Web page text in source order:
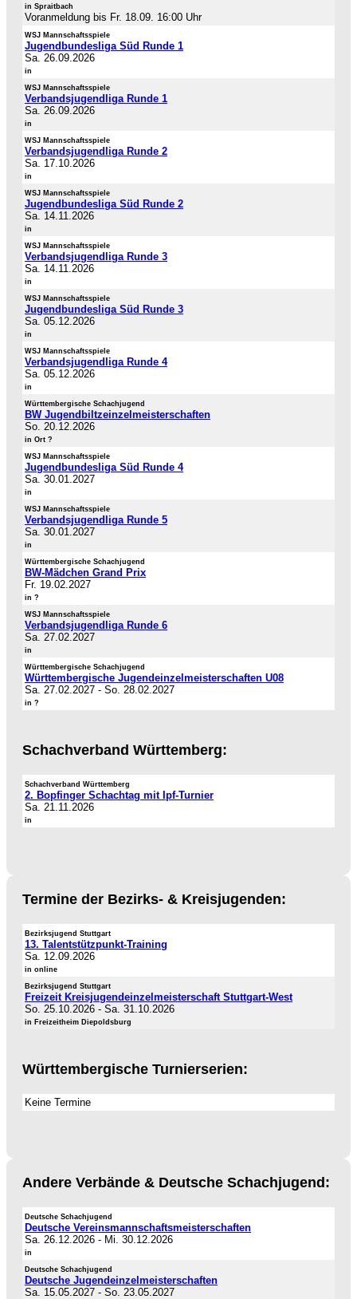
in Spraitbach
Voranmeldung bis Fr. 18.09. 16:00 Uhr
WSJ Mannschaftsspiele
Jugendbundesliga Süd Runde 1
Sa. 26.09.2026
in
WSJ Mannschaftsspiele
Verbandsjugendliga Runde 1
Sa. 26.09.2026
in
WSJ Mannschaftsspiele
Verbandsjugendliga Runde 2
Sa. 17.10.2026
in
WSJ Mannschaftsspiele
Jugendbundesliga Süd Runde 2
Sa. 14.11.2026
in
WSJ Mannschaftsspiele
Verbandsjugendliga Runde 3
Sa. 14.11.2026
in
WSJ Mannschaftsspiele
Jugendbundesliga Süd Runde 3
Sa. 05.12.2026
in
WSJ Mannschaftsspiele
Verbandsjugendliga Runde 4
Sa. 05.12.2026
in
Württembergische Schachjugend
BW Jugendbiltzeinzelmeisterschaften
So. 20.12.2026
in Ort ?
WSJ Mannschaftsspiele
Jugendbundesliga Süd Runde 4
Sa. 30.01.2027
in
WSJ Mannschaftsspiele
Verbandsjugendliga Runde 5
Sa. 30.01.2027
in
Württembergische Schachjugend
BW-Mädchen Grand Prix
Fr. 19.02.2027
in ?
WSJ Mannschaftsspiele
Verbandsjugendliga Runde 6
Sa. 27.02.2027
in
Württembergische Schachjugend
Württembergische Jugendeinzelmeisterschaften U08
Sa. 27.02.2027 - So. 28.02.2027
in ?
Schachverband Württemberg:
Schachverband Württemberg
2. Bopfinger Schachtag mit Ipf-Turnier
Sa. 21.11.2026
in
Termine der Bezirks- & Kreisjugenden:
Bezirksjugend Stuttgart
13. Talentstützpunkt-Training
Sa. 12.09.2026
in online
Bezirksjugend Stuttgart
Freizeit Kreisjugendeinzelmeisterschaft Stuttgart-West
So. 25.10.2026 - Sa. 31.10.2026
in Freizeitheim Diepoldsburg
Württembergische Turnierserien:
Keine Termine
Andere Verbände & Deutsche Schachjugend:
Deutsche Schachjugend
Deutsche Vereinsmannschaftsmeisterschaften
Sa. 26.12.2026 - Mi. 30.12.2026
in
Deutsche Schachjugend
Deutsche Jugendeinzelmeisterschaften
Sa. 15.05.2027 - So. 23.05.2027